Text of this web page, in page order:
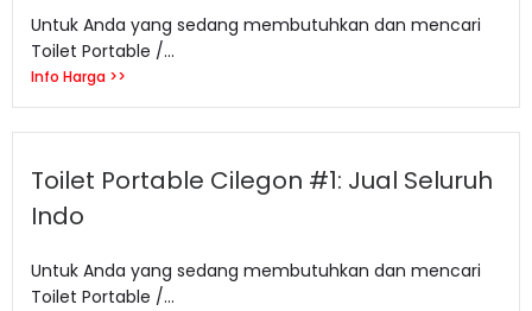
Untuk Anda yang sedang membutuhkan dan mencari
Toilet Portable /...
Info Harga >>
Toilet Portable Cilegon #1: Jual Seluruh
Indo
Untuk Anda yang sedang membutuhkan dan mencari
Toilet Portable /...